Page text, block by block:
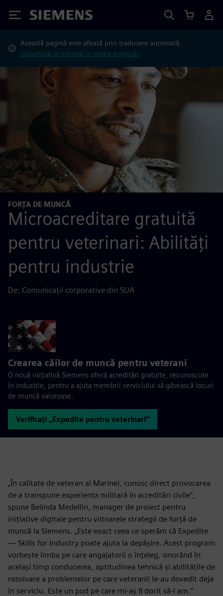
Siemens
Această pagină este afișată prin traducere automată.
Vizualizați în schimb în limba engleză?
FORȚA DE MUNCĂ
Microacreditare gratuită
pentru veterinari: Abilități
pentru industrie
De: Comunicații corporative din SUA
Crearea căilor de muncă pentru veterani
O nouă inițiativă Siemens oferă acreditări gratuite, recunoscute
în industrie, pentru a ajuta membrii serviciului să găsească locuri
de muncă valoroase.
Verificați „Expedite pentru veterinari”
„În calitate de veteran al Marinei, cunosc direct provocarea
de a transpune experiența militară în acreditări civile”,
spune Belinda Medellin, manager de proiect pentru
inițiative digitale pentru viitoarele strategii de forță de
muncă la Siemens. „Este exact ceea ce sperăm că Expedite
— Skills for Industry poate ajuta la depășire. Acest program
vorbește limba pe care angajatorii o înțeleg, onorând în
același timp conducerea, aptitudinea tehnică și abilitățile de
rezolvare a problemelor pe care veteranii le-au dovedit deja
în serviciu. Este un pod pe care mi-aș fi dorit să-l am.”